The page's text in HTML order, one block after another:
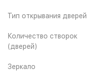
Тип открывания дверей
Количество створок
(дверей)
Зеркало